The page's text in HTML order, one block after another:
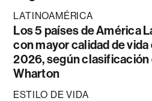
LATINOAMÉRICA
Los 5 países de América
con mayor calidad de vida
2026, según clasificación
Wharton
ESTILO DE VIDA